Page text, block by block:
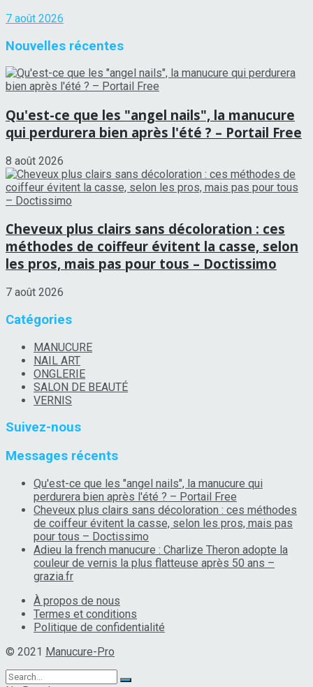
7 août 2026
Nouvelles récentes
Qu'est-ce que les "angel nails", la manucure
qui perdurera bien après l'été ? – Portail Free
8 août 2026
Cheveux plus clairs sans décoloration : ces
méthodes de coiffeur évitent la casse, selon
les pros, mais pas pour tous – Doctissimo
7 août 2026
Catégories
MANUCURE
NAIL ART
ONGLERIE
SALON DE BEAUTÉ
VERNIS
Suivez-nous
Messages récents
Qu'est-ce que les "angel nails", la manucure qui
perdurera bien après l'été ? – Portail Free
Cheveux plus clairs sans décoloration : ces méthodes
de coiffeur évitent la casse, selon les pros, mais pas
pour tous – Doctissimo
Adieu la french manucure : Charlize Theron adopte la
couleur de vernis la plus flatteuse après 50 ans –
grazia.fr
À propos de nous
Termes et conditions
Politique de confidentialité
© 2021 Manucure-Pro